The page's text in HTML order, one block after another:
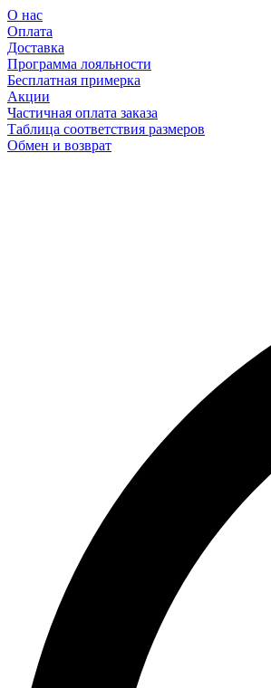
О нас
Оплата
Доставка
Программа лояльности
Бесплатная примерка
Акции
Частичная оплата заказа
Таблица соответствия размеров
Обмен и возврат